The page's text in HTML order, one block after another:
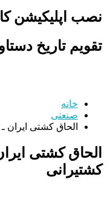
نصب اپلیکیشن
تقویم تاریخ
خانه
صنعتی
الحاق کشتی ایران
الحاق کشتی
کشتیرانی